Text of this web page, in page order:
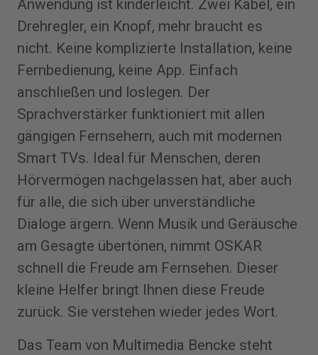
Anwendung ist kinderleicht. Zwei Kabel, ein
Drehregler, ein Knopf, mehr braucht es
nicht. Keine komplizierte Installation, keine
Fernbedienung, keine App. Einfach
anschließen und loslegen. Der
Sprachverstärker funktioniert mit allen
gängigen Fernsehern, auch mit modernen
Smart TVs. Ideal für Menschen, deren
Hörvermögen nachgelassen hat, aber auch
für alle, die sich über unverständliche
Dialoge ärgern. Wenn Musik und Geräusche
am Gesagte übertönen, nimmt OSKAR
schnell die Freude am Fernsehen. Dieser
kleine Helfer bringt Ihnen diese Freude
zurück. Sie verstehen wieder jedes Wort.
Das Team von Multimedia Bencke steht